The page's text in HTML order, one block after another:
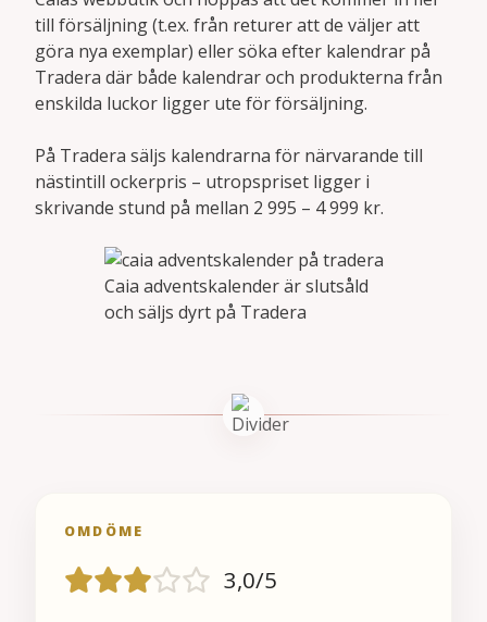
till försäljning (t.ex. från returer att de väljer att
göra nya exemplar) eller söka efter kalendrar på
Tradera där både kalendrar och produkterna från
enskilda luckor ligger ute för försäljning.
På Tradera säljs kalendrarna för närvarande till
nästintill ockerpris – utropspriset ligger i
skrivande stund på mellan 2 995 – 4 999 kr.
Caia adventskalender är slutsåld
och säljs dyrt på Tradera
OMDÖME
3,0/5